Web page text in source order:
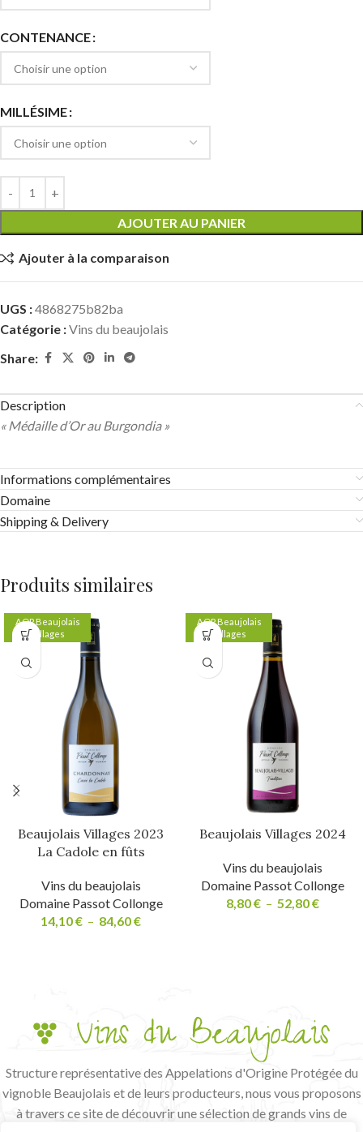
CONTENANCE
MILLÉSIME
AJOUTER AU PANIER
Ajouter à la comparaison
UGS :4868275b82ba
Catégorie :Vins du beaujolais
Share:
Description
« Médaille d’Or au Burgondia »
Informations complémentaires
Domaine
Shipping & Delivery
Produits similaires
AOP Beaujolais
Villages
Beaujolais Villages 2023
La Cadole en fûts
Vins du beaujolais
Domaine Passot Collonge
14,10€ – 84,60€
AOP Beaujolais
Villages
Beaujolais Villages 2024
Vins du beaujolais
Domaine Passot Collonge
8,80€ – 52,80€
Structure représentative des Appelations d'Origine Protégée du
vignoble Beaujolais et de leurs producteurs, nous vous proposons
à travers ce site de découvrir une sélection de grands vins de